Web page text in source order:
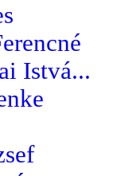
Istvá...